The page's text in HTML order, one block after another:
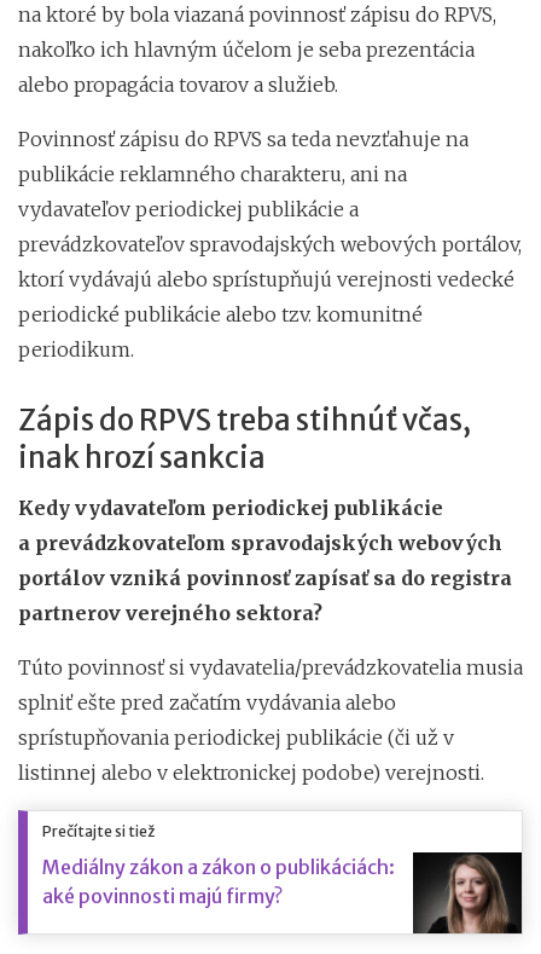
na ktoré by bola viazaná povinnosť zápisu do RPVS,
nakoľko ich hlavným účelom je seba prezentácia
alebo propagácia tovarov a služieb.
Povinnosť zápisu do RPVS sa teda nevzťahuje na
publikácie reklamného charakteru, ani na
vydavateľov periodickej publikácie a
prevádzkovateľov spravodajských webových portálov,
ktorí vydávajú alebo sprístupňujú verejnosti vedecké
periodické publikácie alebo tzv. komunitné
periodikum.
Zápis do RPVS treba stihnúť včas,
inak hrozí sankcia
Kedy vydavateľom periodickej publikácie
a prevádzkovateľom spravodajských webových
portálov vzniká povinnosť zapísať sa do registra
partnerov verejného sektora?
Túto povinnosť si vydavatelia/prevádzkovatelia musia
splniť ešte pred začatím vydávania alebo
sprístupňovania periodickej publikácie (či už v
listinnej alebo v elektronickej podobe) verejnosti.
Prečítajte si tiež
Mediálny zákon a zákon o publikáciách:
aké povinnosti majú firmy?